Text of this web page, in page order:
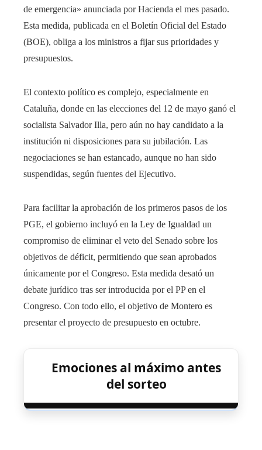
de emergencia» anunciada por Hacienda el mes pasado.
Esta medida, publicada en el Boletín Oficial del Estado
(BOE), obliga a los ministros a fijar sus prioridades y
presupuestos.
El contexto político es complejo, especialmente en
Cataluña, donde en las elecciones del 12 de mayo ganó el
socialista Salvador Illa, pero aún no hay candidato a la
institución ni disposiciones para su jubilación. Las
negociaciones se han estancado, aunque no han sido
suspendidas, según fuentes del Ejecutivo.
Para facilitar la aprobación de los primeros pasos de los
PGE, el gobierno incluyó en la Ley de Igualdad un
compromiso de eliminar el veto del Senado sobre los
objetivos de déficit, permitiendo que sean aprobados
únicamente por el Congreso. Esta medida desató un
debate jurídico tras ser introducida por el PP en el
Congreso. Con todo ello, el objetivo de Montero es
presentar el proyecto de presupuesto en octubre.
Emociones al máximo antes
del sorteo